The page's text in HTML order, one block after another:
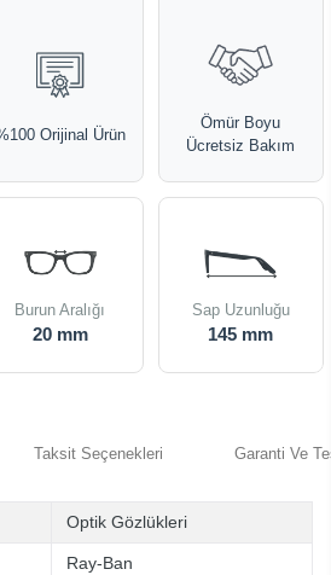
Orijinal Ürün
Ömür Boyu
Ücretsiz Bakım
Burun Aralığı
20 mm
Sap Uzunluğu
145 mm
Taksit Seçenekleri Garanti Ve
Optik Gözlükleri
Ray-Ban